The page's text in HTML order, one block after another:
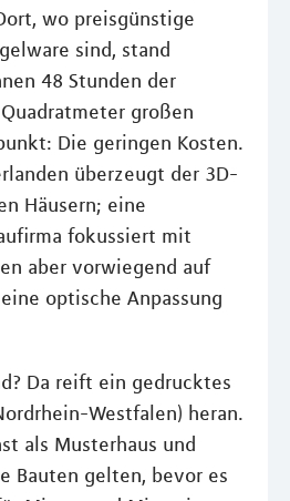
wo preisgünstige
sind, stand
48 Stunden der
großen
Die geringen Kosten.
überzeugt der 3D-
Häusern; eine
fokussiert mit
aber vorwiegend auf
optische Anpassung
Da reift ein gedrucktes
Westfalen) heran.
als Musterhaus und
Bauten gelten, bevor es